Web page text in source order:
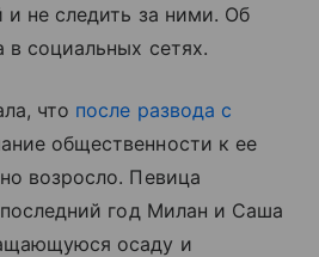
и не следить за ними. Об
в социальных сетях.
что после развода с
общественности к ее
возросло. Певица
последний год Милан и Саша
осаду и